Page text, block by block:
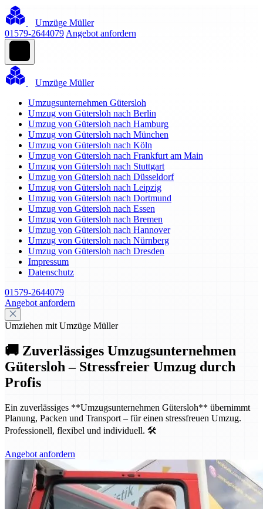
Umzüge Müller
01579-2644079 Angebot anfordern
Umzüge Müller
Umzugsunternehmen Gütersloh
Umzug von Gütersloh nach Berlin
Umzug von Gütersloh nach Hamburg
Umzug von Gütersloh nach München
Umzug von Gütersloh nach Köln
Umzug von Gütersloh nach Frankfurt am Main
Umzug von Gütersloh nach Stuttgart
Umzug von Gütersloh nach Düsseldorf
Umzug von Gütersloh nach Leipzig
Umzug von Gütersloh nach Dortmund
Umzug von Gütersloh nach Essen
Umzug von Gütersloh nach Bremen
Umzug von Gütersloh nach Hannover
Umzug von Gütersloh nach Nürnberg
Umzug von Gütersloh nach Dresden
Impressum
Datenschutz
01579-2644079
Angebot anfordern
Umziehen mit Umzüge Müller
🚚 Zuverlässiges Umzugsunternehmen
Gütersloh – Stressfreier Umzug durch
Profis
Ein zuverlässiges **Umzugsunternehmen Gütersloh** übernimmt
Planung, Packen und Transport – für einen stressfreuen Umzug.
Professionell, flexibel und individuell. 🛠️
Angebot anfordern